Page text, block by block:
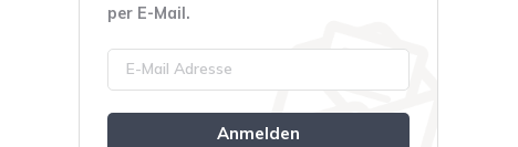
per E-Mail.